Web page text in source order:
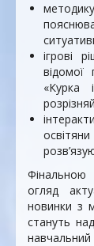
ігрові
«Курка
Фінальною
огляд
новинки з
стануть
навчальний